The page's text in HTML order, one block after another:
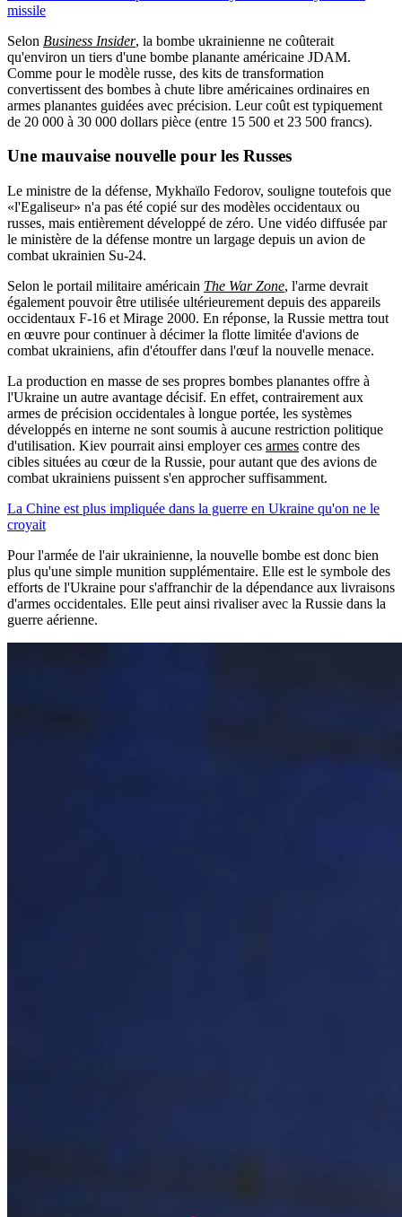
missile
Selon Business Insider, la bombe ukrainienne ne coûterait
qu'environ un tiers d'une bombe planante américaine JDAM.
Comme pour le modèle russe, des kits de transformation
convertissent des bombes à chute libre américaines ordinaires en
armes planantes guidées avec précision. Leur coût est typiquement
de 20 000 à 30 000 dollars pièce (entre 15 500 et 23 500 francs).
Une mauvaise nouvelle pour les Russes
Le ministre de la défense, Mykhaïlo Fedorov, souligne toutefois que
«l'Egaliseur» n'a pas été copié sur des modèles occidentaux ou
russes, mais entièrement développé de zéro. Une vidéo diffusée par
le ministère de la défense montre un largage depuis un avion de
combat ukrainien Su-24.
Selon le portail militaire américain The War Zone, l'arme devrait
également pouvoir être utilisée ultérieurement depuis des appareils
occidentaux F-16 et Mirage 2000. En réponse, la Russie mettra tout
en œuvre pour continuer à décimer la flotte limitée d'avions de
combat ukrainiens, afin d'étouffer dans l'œuf la nouvelle menace.
La production en masse de ses propres bombes planantes offre à
l'Ukraine un autre avantage décisif. En effet, contrairement aux
armes de précision occidentales à longue portée, les systèmes
développés en interne ne sont soumis à aucune restriction politique
d'utilisation. Kiev pourrait ainsi employer ces armes contre des
cibles situées au cœur de la Russie, pour autant que des avions de
combat ukrainiens puissent s'en approcher suffisamment.
La Chine est plus impliquée dans la guerre en Ukraine qu'on ne le
croyait
Pour l'armée de l'air ukrainienne, la nouvelle bombe est donc bien
plus qu'une simple munition supplémentaire. Elle est le symbole des
efforts de l'Ukraine pour s'affranchir de la dépendance aux livraisons
d'armes occidentales. Elle peut ainsi rivaliser avec la Russie dans la
guerre aérienne.